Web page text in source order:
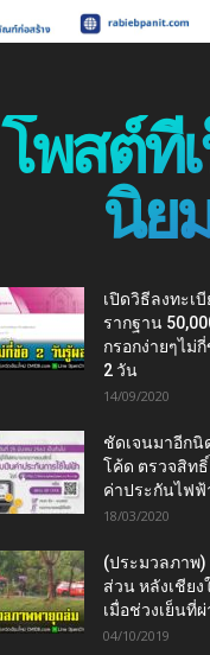
โพสต์ที่
นิย
เปิดวิธีลงทะเ
รากฐาน
กรอกง่ายๆไม่
2 วัน
14/09/2020
ชัดเจนมาอีกนิ
โค้ด ตรวจสิท
ค่าประกันไฟ
18/03/2020
(ประมวลภาพ)
ส่วน หลังเชีย
เมื่อช่วงเย็นที่
04/10/2019